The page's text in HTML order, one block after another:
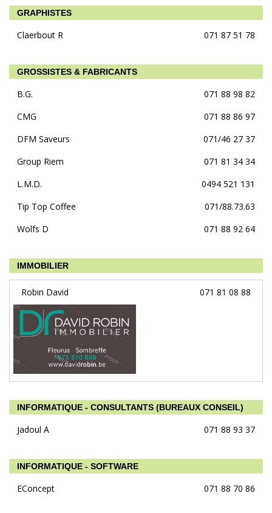
GRAPHISTES
Claerbout R 071 87 51 78
GROSSISTES & FABRICANTS
B.G.
071 88 98 82
CMG
071 88 86 97
DFM Saveurs
071/46 27 37
Group Riem
071 81 34 34
L.M.D.
0494 521 131
Tip Top Coffee
071/88.73.63
Wolfs D
071 88 92 64
IMMOBILIER
Robin David 071 81 08 88
INFORMATIQUE - CONSULTANTS (BUREAUX CONSEIL)
Jadoul A 071 88 93 37
INFORMATIQUE - SOFTWARE
EConcept 071 88 70 86